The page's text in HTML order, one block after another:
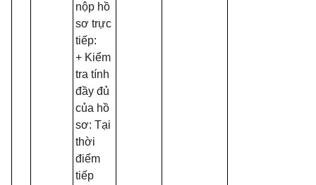
nộp hồ
sơ trực
tiếp:
+ Kiểm
tra tính
đầy đủ
của hồ
sơ: Tại
thời
điểm
tiếp